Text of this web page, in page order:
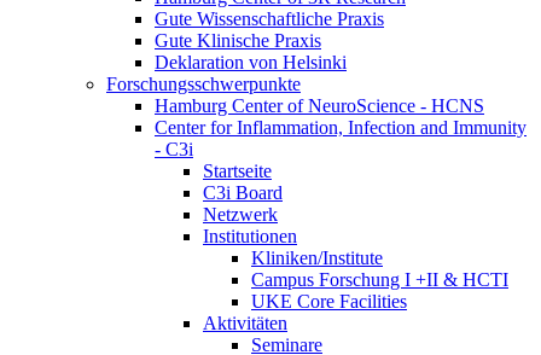
Gute Wissenschaftliche Praxis
Gute Klinische Praxis
Deklaration von Helsinki
Forschungsschwerpunkte
Hamburg Center of NeuroScience - HCNS
Center for Inflammation, Infection and Immunity
- C3i
Startseite
C3i Board
Netzwerk
Institutionen
Kliniken/Institute
Campus Forschung I +II & HCTI
UKE Core Facilities
Aktivitäten
Seminare